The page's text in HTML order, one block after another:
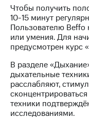
акционерам
Документы
ПАО
"МТС"
Собрания
акционеров
Личный
кабинет
акционера
Акционерный
Чтобы получить
10-15 минут
Пользователю Beffo
или умения. Для
предусмотрен курс
В разделе
дыхательные
расслабляют,
техники
исследованиями.